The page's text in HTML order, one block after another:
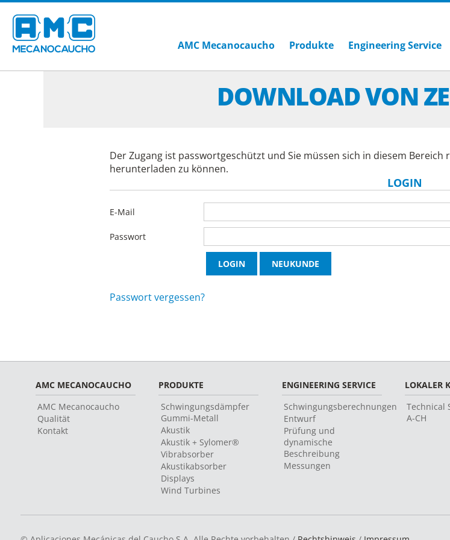
AMC Mecanocaucho Produkte Engineering Service
DOWNLOAD VON
Der Zugang ist passwortgeschützt und Sie müssen sich in diesem
herunterladen zu können.
LOGIN
E-Mail
Passwort
Passwort vergessen?
AMC MECANOCAUCHO
AMC Mecanocaucho
Qualität
Kontakt
PRODUKTE
Schwingungsdämpfer
Gummi-Metall
Akustik
Akustik + Sylomer®
Vibrabsorber
Akustikabsorber
Displays
Wind Turbines
ENGINEERING SERVICE
Schwingungsberechnungen
Entwurf
Prüfung und
dynamische
Beschreibung
Messungen
LOKALER
Technical
A-CH